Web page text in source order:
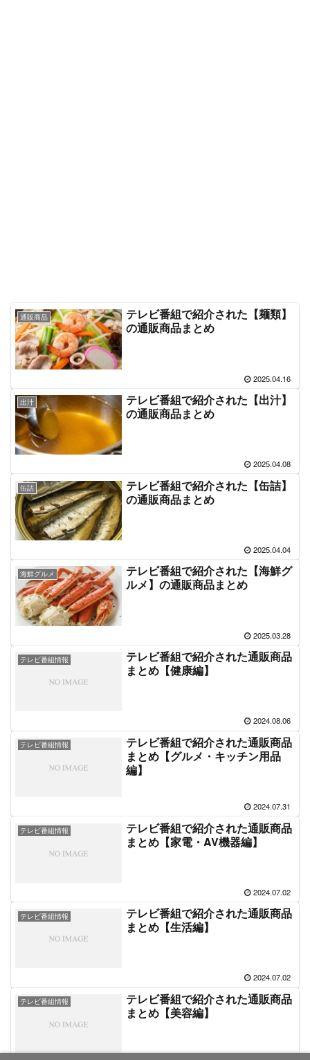
通販商品
テレビ番組で紹介された【麺類】
の通販商品まとめ
2025.04.16
出汁
テレビ番組で紹介された【出汁】
の通販商品まとめ
2025.04.08
缶詰
テレビ番組で紹介された【缶詰】
の通販商品まとめ
2025.04.04
海鮮グルメ
テレビ番組で紹介された【海鮮グ
ルメ】の通販商品まとめ
2025.03.28
テレビ番組情報
テレビ番組で紹介された通販商品
まとめ【健康編】
2024.08.06
テレビ番組情報
テレビ番組で紹介された通販商品
まとめ【グルメ・キッチン用品
編】
2024.07.31
テレビ番組情報
テレビ番組で紹介された通販商品
まとめ【家電・AV機器編】
2024.07.02
テレビ番組情報
テレビ番組で紹介された通販商品
まとめ【生活編】
2024.07.02
テレビ番組情報
テレビ番組で紹介された通販商品
まとめ【美容編】